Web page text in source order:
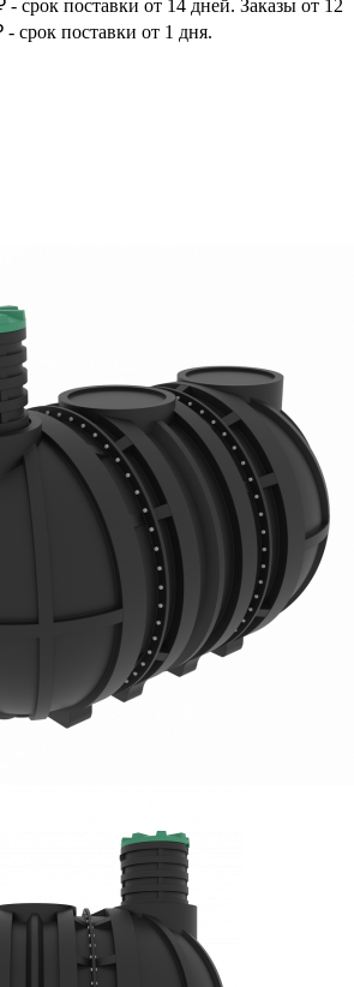
- срок поставки от 14 дней. Заказы от 12
- срок поставки от 1 дня.